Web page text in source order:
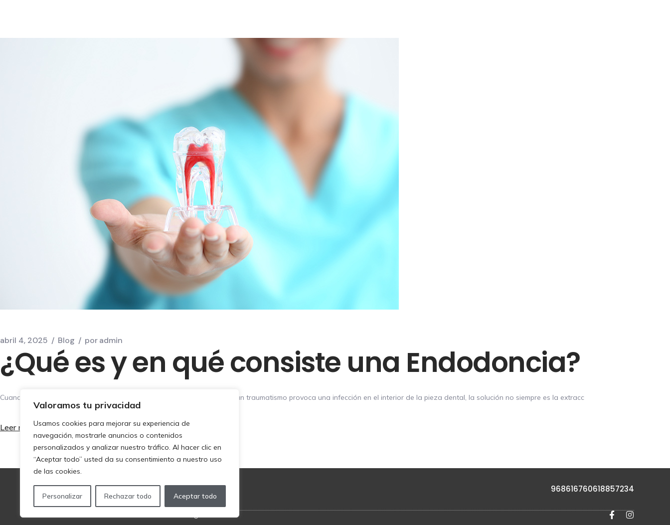
Valoramos tu privacidad
Usamos cookies para mejorar su experiencia de
navegación, mostrarle anuncios o contenidos
personalizados y analizar nuestro tráfico. Al hacer clic en
“Aceptar todo” usted da su consentimiento a nuestro uso
de las cookies.
Personalizar Rechazar todo Aceptar todo
abril 4, 2025 Blog poradmin
¿Qué es y en qué consiste una Endodoncia?
Cuando una caries avanza hasta afectar el nervio del diente, o cuando un traumatismo provoca una infección en el interior de la pieza dental, la solución no siempre es la extracc
Leer más
clinicadentaldrpiqueras@gmail.com 968616760618857234